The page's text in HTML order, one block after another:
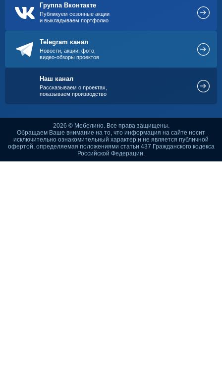
Группа Вконтакте
Публикуем сезонные акции
и выкладываем портфолио
Telegram канал
Новости, акции, фото,
видео-обзоры проектов
Наш канал
Рассказываем о проектах,
показываем производство
2026 © Мебелино. Все права защищены.
Обращаем Ваше внимание на то, что информация на сайте носит
исключительно ознакомительный характер и не является публичной
офертой, определяемая положениями статьи 437 Гражданского кодекса
Российской Федерации.